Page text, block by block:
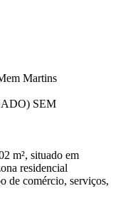
Martins
SEM
m², situado em
residencial
de comércio, serviços,